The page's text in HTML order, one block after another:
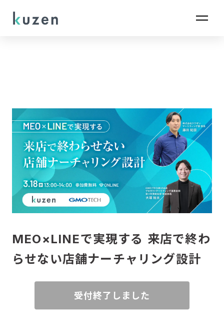
MEO×LINEで実現する 来店で終わ
らせない店舗ナーチャリング設計
受付終了しました